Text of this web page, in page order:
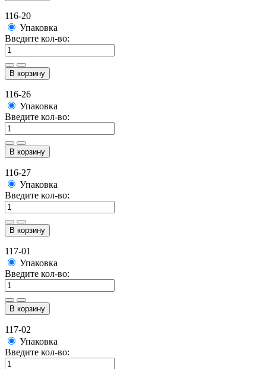
116-20
Упаковка
Введите кол-во:
В корзину
116-26
Упаковка
Введите кол-во:
В корзину
116-27
Упаковка
Введите кол-во:
В корзину
117-01
Упаковка
Введите кол-во:
В корзину
117-02
Упаковка
Введите кол-во: